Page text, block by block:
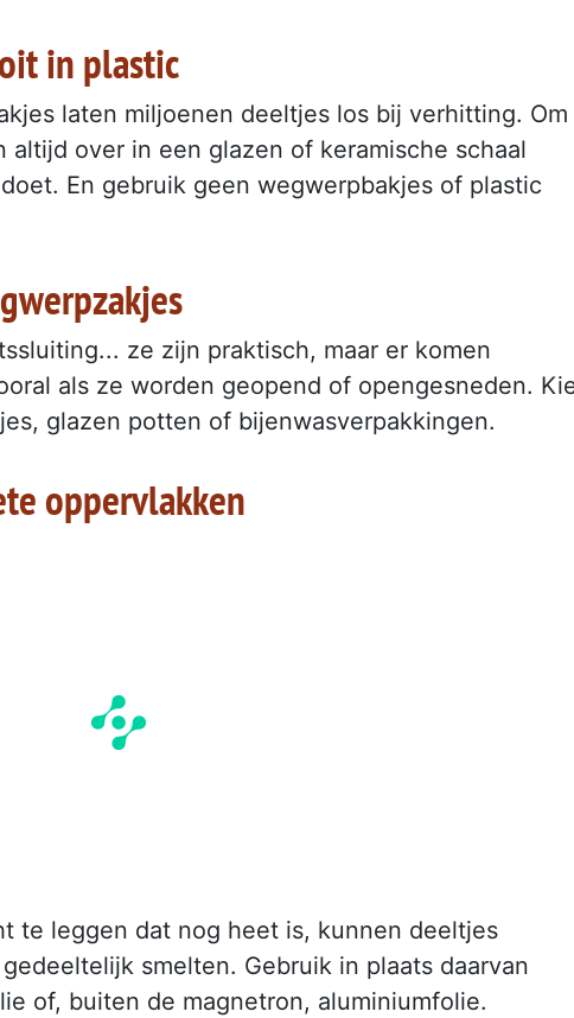
in plastic
laten miljoenen deeltjes los bij verhitting. Om
over in een glazen of keramische schaal
En gebruik geen wegwerpbakjes of plastic
ze zijn praktisch, maar er komen
als ze worden geopend of opengesneden.
glazen potten of bijenwasverpakkingen.
oppervlakken
te leggen dat nog heet is, kunnen deeltjes
smelten. Gebruik in plaats daarvan
of, buiten de magnetron, aluminiumfolie.